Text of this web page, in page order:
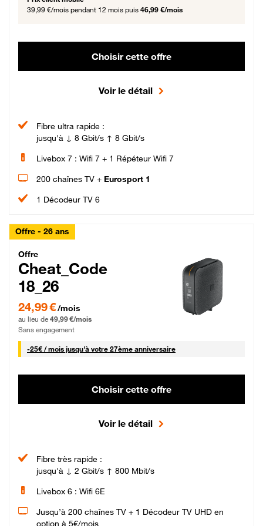
39,99 €/mois pendant 12 mois puis 46,99 €/mois
Choisir cette offre
Voir le détail
Fibre ultra rapide :
jusqu'à ↓ 8 Gbit/s ↑ 8 Gbit/s
Livebox 7 : Wifi 7 + 1 Répéteur Wifi 7
200 chaînes TV + Eurosport 1
1 Décodeur TV 6
Offre - 26 ans
Cheat_Code Fibre_18_26
Offre
Cheat_Code
18_26
24,99 € par mois pendant 0 mois puis 49,99 € par mois, Sans engagement
24,99 €/mois
au lieu de 49,99 €/mois
Sans engagement
-25€ / mois25 € par mois
jusqu'à votre 27ème anniversaire
Choisir cette offre
Voir le détail
Fibre très rapide :
jusqu'à ↓ 2 Gbit/s ↑ 800 Mbit/s
Livebox 6 : Wifi 6E
Jusqu’à 200 chaînes TV + 1 Décodeur TV UHD en
option à 5€/mois